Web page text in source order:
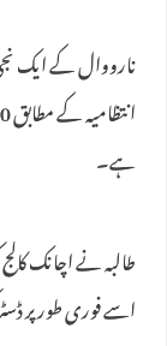
نارووال کے ایک
ہے۔
طالبہ نے اچانک
اسے فوری طور پر